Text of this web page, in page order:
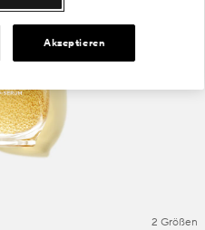
2 Größen
Akzeptieren